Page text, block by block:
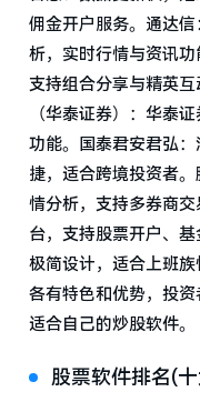
佣金开户服务。通达
析，实时行情与资讯功
支持组合分享与精英
（华泰证券）：华泰
功能。国泰君安君弘
捷，适合跨境投资者
情分析，支持多券商
台，支持股票开户、基
极简设计，适合上班
各有特色和优势，投
适合自己的炒股软件。
股票软件排名(